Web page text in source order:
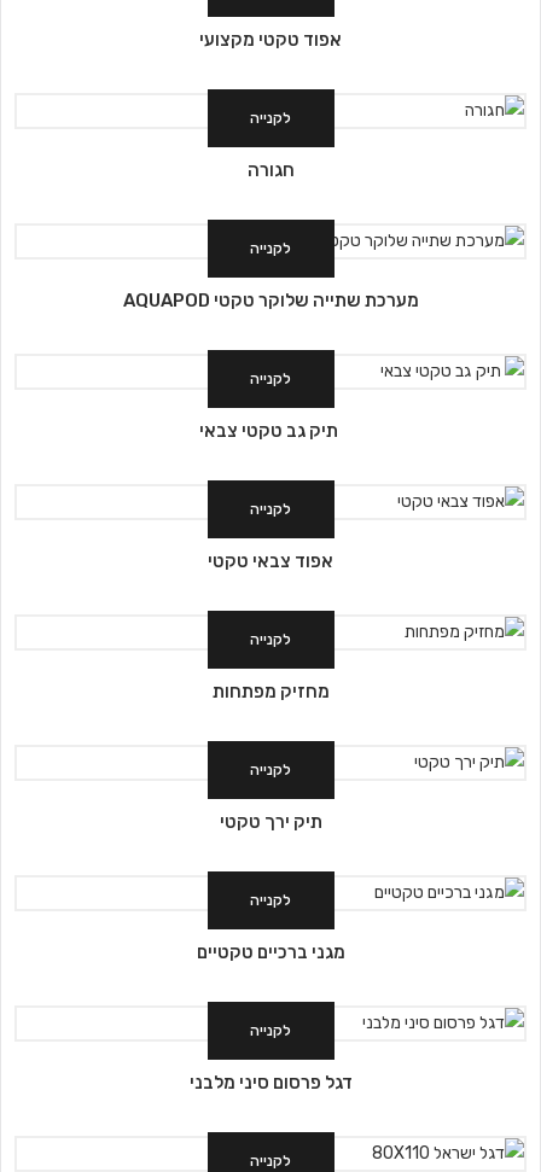
אפוד טקטי מקצועי
לקנייה
חגורה
לקנייה
מערכת שתייה שלוקר טקטי AQUAPOD
לקנייה
תיק גב טקטי צבאי
לקנייה
אפוד צבאי טקטי
לקנייה
מחזיק מפתחות
לקנייה
תיק ירך טקטי
לקנייה
מגני ברכיים טקטיים
לקנייה
דגל פרסום סיני מלבני
לקנייה